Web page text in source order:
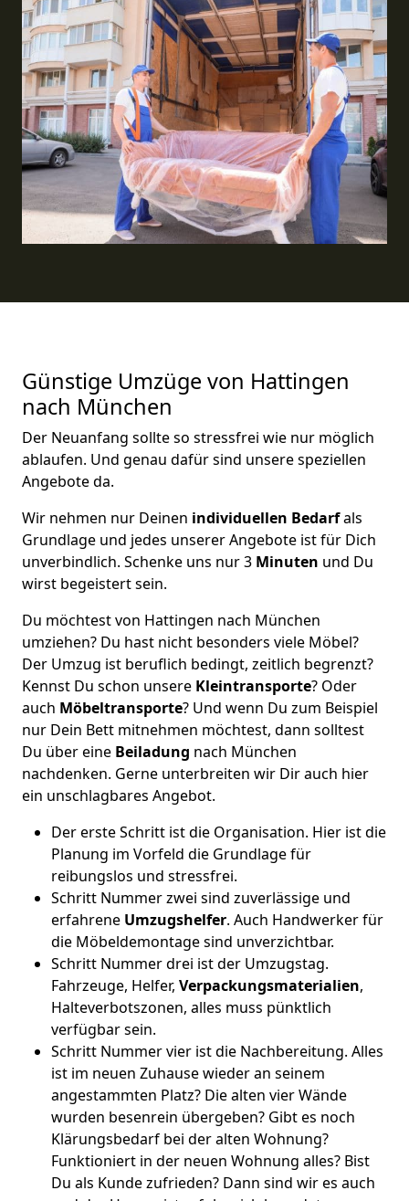
Günstige Umzüge von Hattingen
nach München
Der Neuanfang sollte so stressfrei wie nur möglich
ablaufen. Und genau dafür sind unsere speziellen
Angebote da.
Wir nehmen nur Deinen individuellen Bedarfals
Grundlage und jedes unserer Angebote ist für Dich
unverbindlich. Schenke uns nur 3 Minuten und Du
wirst begeistert sein.
Du möchtest von Hattingen nach München
umziehen? Du hast nicht besonders viele Möbel?
Der Umzug ist beruflich bedingt, zeitlich begrenzt?
Kennst Du schon unsere Kleintransporte? Oder
auch Möbeltransporte? Und wenn Du zum Beispiel
nur Dein Bett mitnehmen möchtest, dann solltest
Du über eine Beiladung nach München
nachdenken. Gerne unterbreiten wir Dir auch hier
ein unschlagbares Angebot.
Der erste Schritt ist die Organisation. Hier ist die
Planung im Vorfeld die Grundlage für
reibungslos und stressfrei.
Schritt Nummer zwei sind zuverlässige und
erfahrene Umzugshelfer. Auch Handwerker für
die Möbeldemontage sind unverzichtbar.
Schritt Nummer drei ist der Umzugstag.
Fahrzeuge, Helfer, Verpackungsmaterialien,
Halteverbotszonen, alles muss pünktlich
verfügbar sein.
Schritt Nummer vier ist die Nachbereitung. Alles
ist im neuen Zuhause wieder an seinem
angestammten Platz? Die alten vier Wände
wurden besenrein übergeben? Gibt es noch
Klärungsbedarf bei der alten Wohnung?
Funktioniert in der neuen Wohnung alles? Bist
Du als Kunde zufrieden? Dann sind wir es auch